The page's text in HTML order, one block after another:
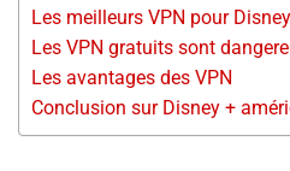
Les meilleurs VPN pour
Les VPN gratuits sont
Les avantages des VPN
Conclusion sur Disney +